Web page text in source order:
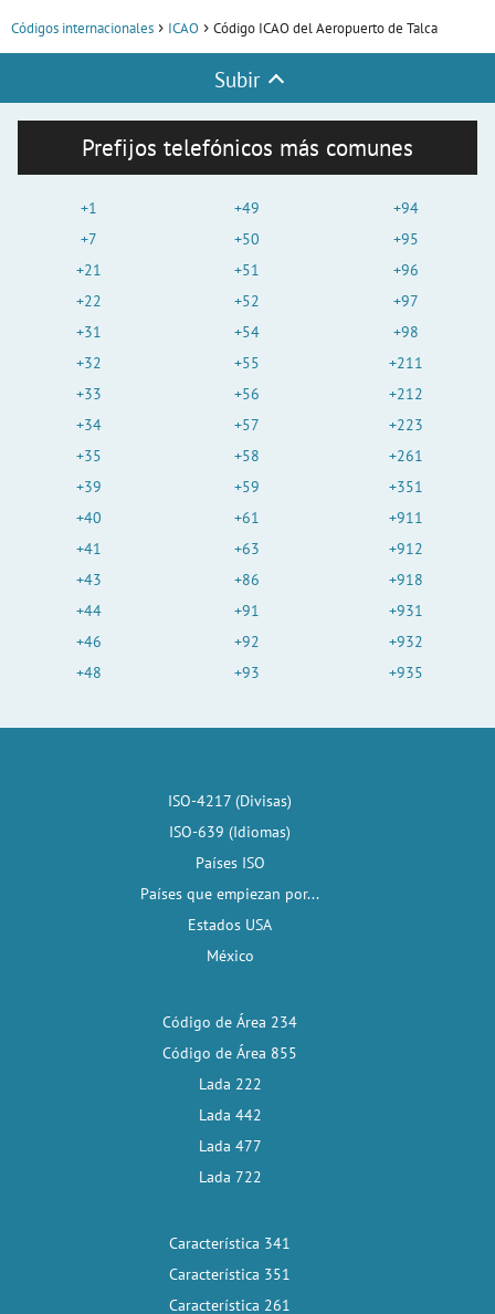
Códigos internacionales ICAO Código ICAO del Aeropuerto de Talca
Subir
Prefijos telefónicos más comunes
+1
+7
+21
+22
+31
+32
+33
+34
+35
+39
+40
+41
+43
+44
+46
+48
+49
+50
+51
+52
+54
+55
+56
+57
+58
+59
+61
+63
+86
+91
+92
+93
+94
+95
+96
+97
+98
+211
+212
+223
+261
+351
+911
+912
+918
+931
+932
+935
ISO-4217 (Divisas)
ISO-639 (Idiomas)
Países ISO
Países que empiezan por...
Estados USA
México
Código de Área 234
Código de Área 855
Lada 222
Lada 442
Lada 477
Lada 722
Característica 341
Característica 351
Característica 261